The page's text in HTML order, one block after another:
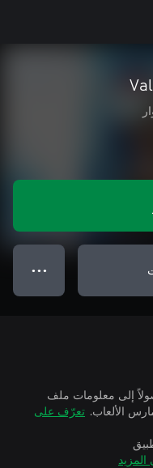
● ● ●
إلى معلومات ملف
تعرّف على